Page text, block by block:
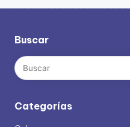
Buscar
Categorías